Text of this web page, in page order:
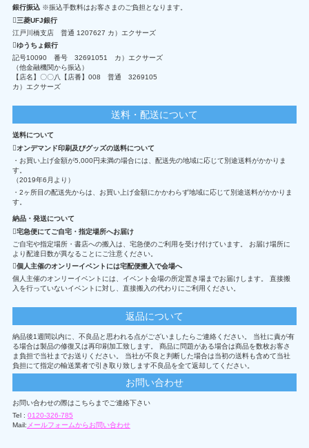
銀行振込 ※振込手数料はお客さまのご負担となります。
三菱UFJ銀行
江戸川橋支店 普通 1207627 カ）エクサーズ
ゆうちょ銀行
記号10090 番号 32691051 カ）エクサーズ
（他金融機関から振込）
【店名】〇〇八【店番】008 普通 3269105
カ）エクサーズ
送料・配送について
送料について
オンデマンド印刷及びグッズの送料について
・お買い上げ金額が5,000円未満の場合には、配送先の地域に応じて別途送料がかかりま
す。
（2019年6月より）
・2ヶ所目の配送先からは、お買い上げ金額にかかわらず地域に応じて別途送料がかかりま
す。
納品・発送について
宅急便にてご自宅・指定場所へお届け
ご自宅や指定場所・書店への搬入は、宅急便のご利用を受け付けています。 お届け場所に
より配達日数が異なることにご注意ください。
個人主催のオンリーイベントには宅配便搬入で会場へ
個人主催のオンリーイベントには、イベント会場の所定置き場までお届けします。 直接搬
入を行っていないイベントに対し、直接搬入の代わりにご利用ください。
返品について
納品後1週間以内に、不良品と思われる点がございましたらご連絡ください。 当社に責が有
る場合は製品の修復又は再印刷加工致します。 商品に問題がある場合は商品を数枚お客さ
ま負担で当社までお送りください。 当社が不良と判断した場合は当初の送料も含めて当社
負担にて指定の輸送業者で引き取り致します不良品を全て返却してください。
お問い合わせ
お問い合わせの際はこちらまでご連絡下さい
Tel : 0120-326-785
Mail: メールフォームからお問い合わせ